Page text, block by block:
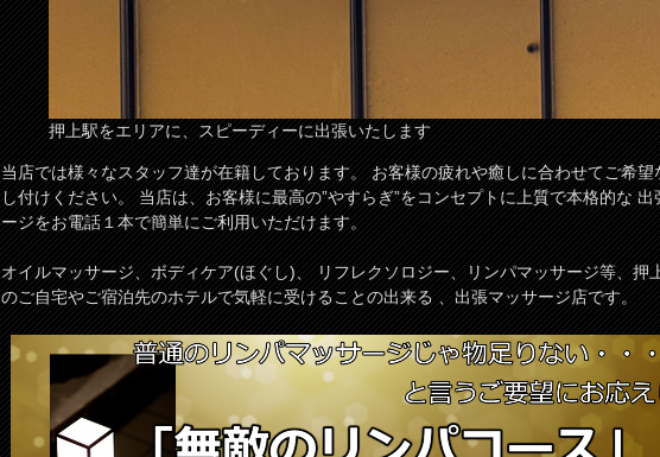
押上駅をエリアに、スピーディーに出張いたします
当店では様々なスタッフ達が在籍しております。 お客様の疲れや癒しに合わせてご希望
し付けください。 当店は、お客様に最高の”やすらぎ”をコンセプトに上質で本格的な 出
ージをお電話１本で簡単にご利用いただけます。
オイルマッサージ、ボディケア(ほぐし)、 リフレクソロジー、リンパマッサージ等、押
のご自宅やご宿泊先のホテルで気軽に受けることの出来る 、出張マッサージ店です。